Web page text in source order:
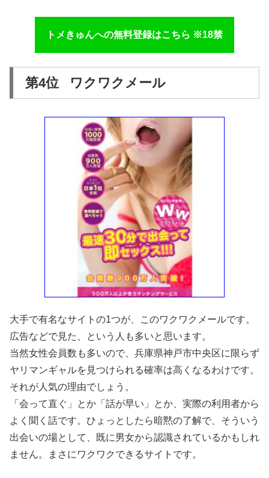
トメきゅんへの無料登録はこちら ※18禁
第4位 ワクワクメール
大手で有名なサイトの1つが、このワクワクメールです。
広告などで見た、という人も多いと思います。
当然女性会員数も多いので、兵庫県神戸市中央区に限らず
ヤリマンギャルを見つけられる確率は高くなるわけです。
それが人気の理由でしょう。
「会って直ぐ」とか「話が早い」とか、実際の利用者から
よく聞く話です。ひょっとしたら暗黙の了解で、そういう
出会いの場として、既に男女から認識されているかもしれ
ません。まさにワクワクできるサイトです。